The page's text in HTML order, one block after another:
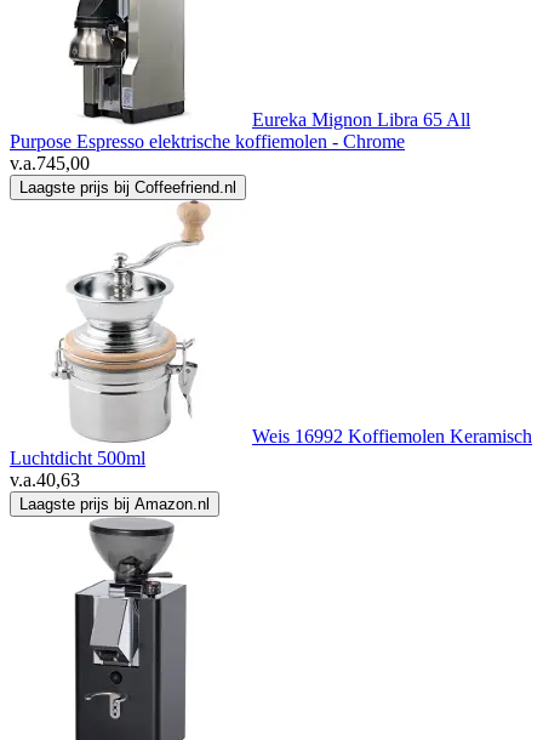
Eureka Mignon Libra 65 All
Purpose Espresso elektrische koffiemolen - Chrome
v.a.745,00
Laagste prijs bij Coffeefriend.nl
Weis 16992 Koffiemolen Keramisch
Luchtdicht 500ml
v.a.40,63
Laagste prijs bij Amazon.nl